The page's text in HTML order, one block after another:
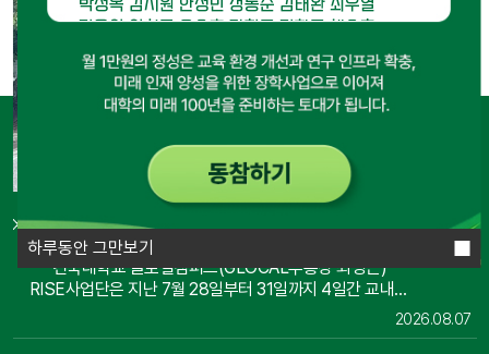
[RISE] RISE사업단, 'ISO 국제표준 인증 심사원 교육' 성료
건국대학교 글로컬캠퍼스(GLOCAL부총장 최영근)
RISE사업단은 지난 7월 28일부터 31일까지 4일간 교내
창업보육센터에서 'ISO 국제표준(19011, 14001) 인증 심사원2026.08.07
동참해 주신 분들
김용영 양희주 오승홍 강현규 김학준 채수호
이앤슈아이손인숙 이선영 명가김밥황선숙 전은성
지은선 김유정 심현준 최은영 한남수 이우성
박경식 김원곤 허찬행 소순창 황병선 박성은
하루동안 그만보기